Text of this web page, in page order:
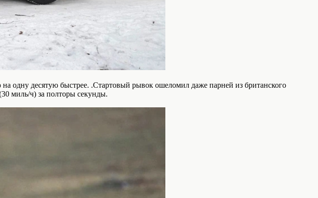
одну десятую быстрее. .Стартовый рывок ошеломил даже парней из британского
миль/ч) за полторы секунды.